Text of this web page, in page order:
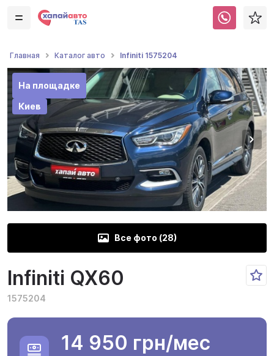
Главная Каталог авто Infiniti 1575204
На площадке
Киев
Все фото (28)
Infiniti QX60
1575204
14 950 грн/мес